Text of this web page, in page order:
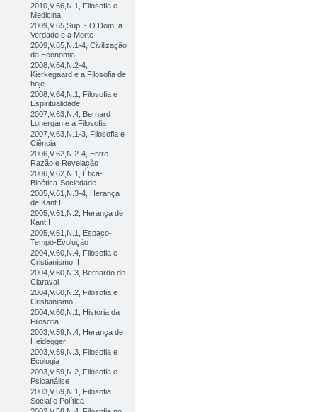
2010,V.66,N.1, Filosofia e
Medicina
2009,V.65,Sup. - O Dom, a
Verdade e a Morte
2009,V.65,N.1-4, Civilização
da Economia
2008,V.64,N.2-4,
Kierkegaard e a Filosofia de
hoje
2008,V.64,N.1, Filosofia e
Espiritualidade
2007,V.63,N.4, Bernard
Lonergan e a Filosofia
2007,V.63,N.1-3, Filosofia e
Ciência
2006,V.62,N.2-4, Entre
Razão e Revelação
2006,V.62,N.1, Ética-
Bioética-Sociedade
2005,V.61,N.3-4, Herança
de Kant II
2005,V.61,N.2, Herança de
Kant I
2005,V.61,N.1, Espaço-
Tempo-Evolução
2004,V.60,N.4, Filosofia e
Cristianismo II
2004,V.60,N.3, Bernardo de
Claraval
2004,V.60,N.2, Filosofia e
Cristianismo I
2004,V.60,N.1, História da
Filosofia
2003,V.59,N.4, Herança de
Heidegger
2003,V.59,N.3, Filosofia e
Ecologia
2003,V.59,N.2, Filosofia e
Psicanálise
2003,V.59,N.1, Filosofia
Social e Política